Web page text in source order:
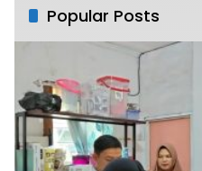
Popular Posts